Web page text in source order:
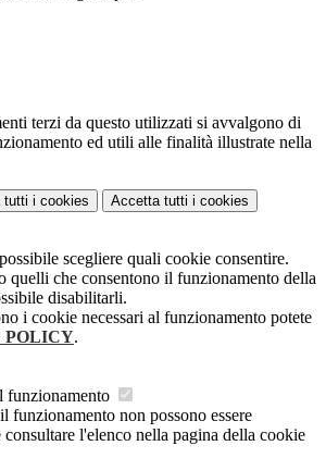
terzi da questo utilizzati si avvalgono di
ed utili alle finalità illustrate nella
tutti i cookies Accetta tutti i cookies
scegliere quali cookie consentire.
quelli che consentono il funzionamento della
disabilitarli.
i cookie necessari al funzionamento potete
POLICY.
funzionamento
funzionamento non possono essere
l'elenco nella pagina della cookie